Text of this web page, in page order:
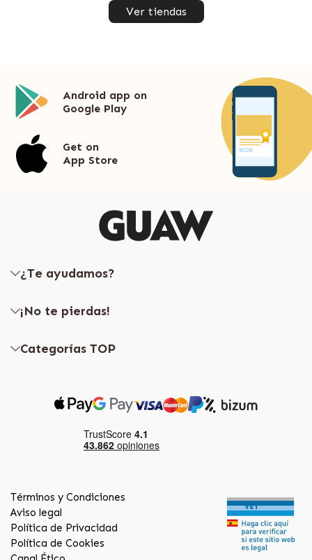
Ver tiendas
Android app on
Google Play
Get on
App Store
¿Te ayudamos?
¡No te pierdas!
Categorías TOP
Términos y Condiciones
Aviso legal
Política de Privacidad
Política de Cookies